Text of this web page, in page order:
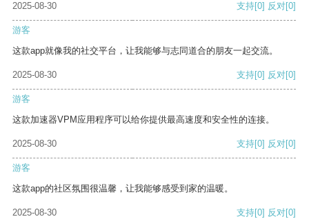
2025-08-30
支持[0] 反对[0]
游客
这款app就像我的社交平台，让我能够与志同道合的朋友一起交流。
2025-08-30 支持[0] 反对[0]
游客
这款加速器VPM应用程序可以给你提供最高速度和安全性的连接。
2025-08-30 支持[0] 反对[0]
游客
这款app的社区氛围很温馨，让我能够感受到家的温暖。
2025-08-30 支持[0] 反对[0]